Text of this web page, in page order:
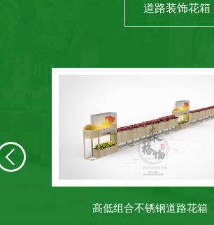
道路装饰花箱
高低组合不锈钢道路花箱